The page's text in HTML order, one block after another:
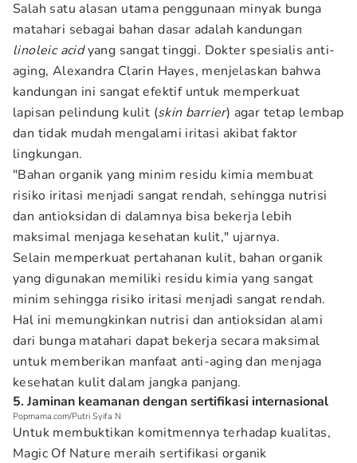
Salah satu alasan utama penggunaan minyak bunga
matahari sebagai bahan dasar adalah kandungan
linoleic acidyang sangat tinggi. Dokter spesialis anti-
aging, Alexandra Clarin Hayes, menjelaskan bahwa
kandungan ini sangat efektif untuk memperkuat
lapisan pelindung kulit (skin barrier) agar tetap lembap
dan tidak mudah mengalami iritasi akibat faktor
lingkungan.
"Bahan organik yang minim residu kimia membuat
risiko iritasi menjadi sangat rendah, sehingga nutrisi
dan antioksidan di dalamnya bisa bekerja lebih
maksimal menjaga kesehatan kulit," ujarnya.
Selain memperkuat pertahanan kulit, bahan organik
yang digunakan memiliki residu kimia yang sangat
minim sehingga risiko iritasi menjadi sangat rendah.
Hal ini memungkinkan nutrisi dan antioksidan alami
dari bunga matahari dapat bekerja secara maksimal
untuk memberikan manfaat anti-aging dan menjaga
kesehatan kulit dalam jangka panjang.
5. Jaminan keamanan dengan sertifikasi internasional
Popmama.com/Putri Syifa N
Untuk membuktikan komitmennya terhadap kualitas,
Magic Of Nature meraih sertifikasi organik